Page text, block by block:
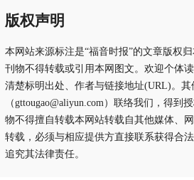
版权声明
本网站来源标注是“福音时报”的文章版权
刊物不得转载或引用本网图文。欢迎个体
清楚标明出处、作者与链接地址(URL)。
（gttougao@aliyun.com）联络我们，得
物不得擅自转载本网站转载自其他媒体、
转载，必须与相应提供方直接联系获得合
追究其法律责任。